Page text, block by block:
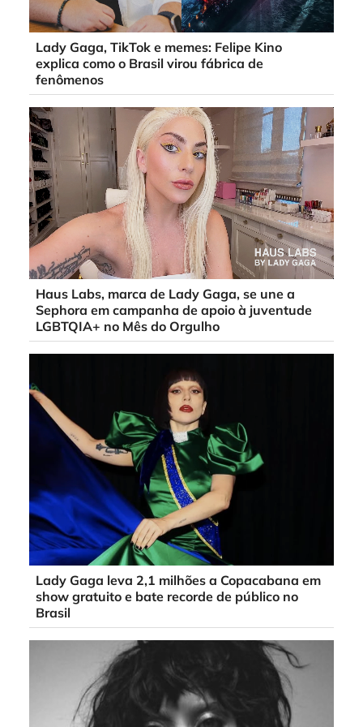
Lady Gaga, TikTok e memes: Felipe Kino
explica como o Brasil virou fábrica de
fenômenos
Haus Labs, marca de Lady Gaga, se une a
Sephora em campanha de apoio à juventude
LGBTQIA+ no Mês do Orgulho
Lady Gaga leva 2,1 milhões a Copacabana em
show gratuito e bate recorde de público no
Brasil